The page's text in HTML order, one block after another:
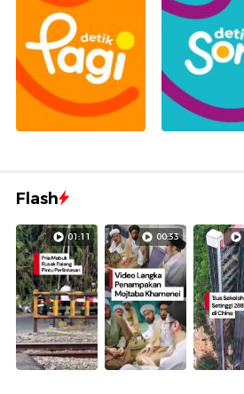
Flash
01:11 00:33